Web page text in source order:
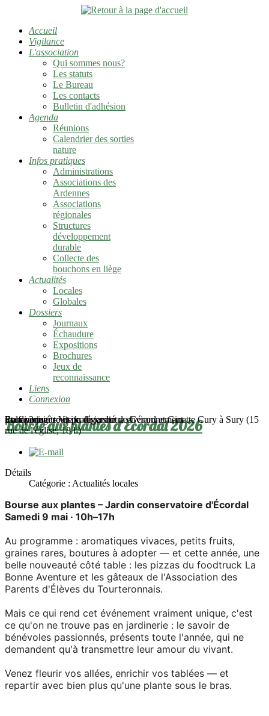
Accueil
Vigilance
L'association
Qui sommes nous?
Les statuts
Le Bureau
Les contacts
Bulletin d'adhésion
Agenda
Réunions
Calendrier des sorties
nature
Infos pratiques
Administrations
Associations des
Ardennes
Associations
régionales
Structures
développement
durable
Collecte des
bouchons en liège
Actualités
Locales
Globales
Dossiers
Journaux
Échaudure
Expositions
Brochures
Jeux de
reconnaissance
Liens
Connexion
mardi 2 juin - Visite du jardin de Gérard et Ginette Cury à Sury (15
rue de l'église, 18 h)
Pour connaître et protéger notre environnement
En favoriser toute la diversité
Et la partager
Bourse aux plantes d’Écordal 2026
Détails
Catégorie : Actualités locales
Bourse aux plantes – Jardin conservatoire d'Écordal
Samedi 9 mai · 10h–17h
Au programme : aromatiques vivaces, petits fruits,
graines rares, boutures à adopter — et cette année, une
belle nouveauté côté table : les pizzas du foodtruck La
Bonne Aventure et les gâteaux de l'Association des
Parents d'Élèves du Tourteronnais.
Mais ce qui rend cet événement vraiment unique, c'est
ce qu'on ne trouve pas en jardinerie : le savoir de
bénévoles passionnés, présents toute l'année, qui ne
demandent qu'à transmettre leur amour du vivant.
Venez fleurir vos allées, enrichir vos tablées — et
repartir avec bien plus qu'une plante sous le bras.